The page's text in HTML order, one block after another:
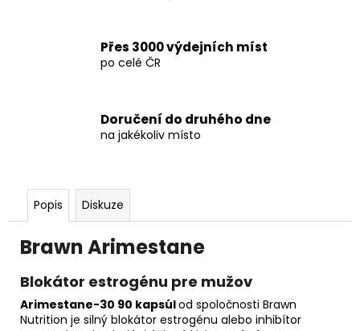
Přes 3000 výdejních míst
po celé ČR
Doručení do druhého dne
na jakékoliv místo
Popis Diskuze
Brawn Arimestane
Blokátor estrogénu pre mužov
Arimestane-30 90 kapsúlod spoločnosti Brawn
Nutrition je silný blokátor estrogénu alebo inhibítor